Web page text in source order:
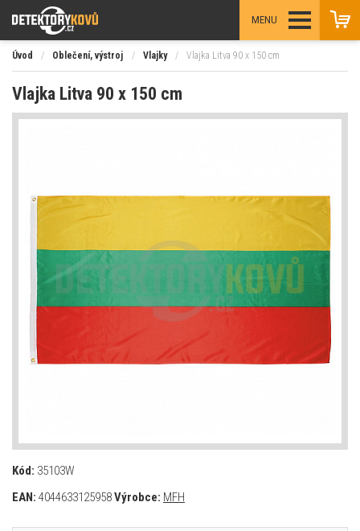
MENU
Úvod / Oblečení, výstroj / Vlajky / Vlajka Litva 90 x 150 cm
Vlajka Litva 90 x 150 cm
Kód: 35103W
EAN: 4044633125958Výrobce: MFH